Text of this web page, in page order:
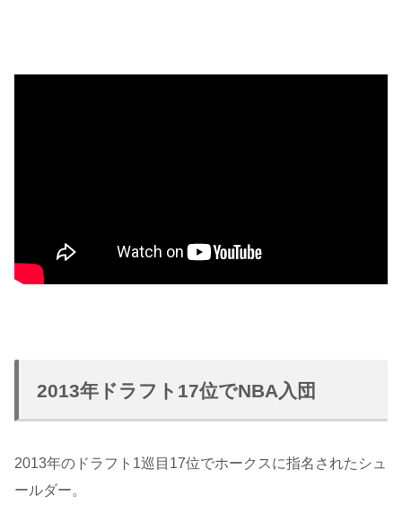
2013年ドラフト17位でNBA入団
2013年のドラフト1巡目17位でホークスに指名されたシュ
ールダー。